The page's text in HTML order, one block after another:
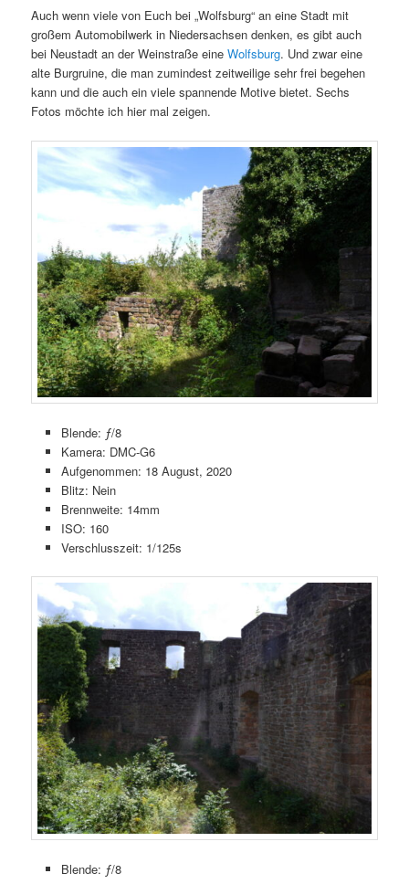
Auch wenn viele von Euch bei „Wolfsburg“ an eine Stadt mit
großem Automobilwerk in Niedersachsen denken, es gibt auch
bei Neustadt an der Weinstraße eineWolfsburg. Und zwar eine
alte Burgruine, die man zumindest zeitweilige sehr frei begehen
kann und die auch ein viele spannende Motive bietet. Sechs
Fotos möchte ich hier mal zeigen.
Blende: ƒ/8
Kamera: DMC-G6
Aufgenommen: 18 August, 2020
Blitz: Nein
Brennweite: 14mm
ISO: 160
Verschlusszeit: 1/125s
Blende: ƒ/8